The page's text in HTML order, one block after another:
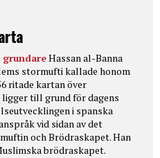
grundareHassan al-Banna
stormufti kallade honom
ritade kartan över
till grund för dagens
i spanska
vid sidan av det
och Brödraskapet. Han
brödraskapet.